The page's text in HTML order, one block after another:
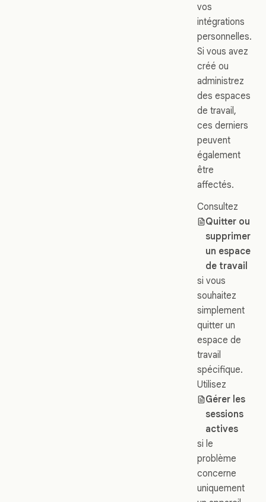
vos
intégrations
personnelles.
Si vous avez
créé ou
administrez
des espaces
de travail,
ces derniers
peuvent
également
être
affectés.
Consultez
Quitter ou
supprimer
un espace
de travail
si vous
souhaitez
simplement
quitter un
espace de
travail
spécifique.
Utilisez
Gérer les
sessions
actives
si le
problème
concerne
uniquement